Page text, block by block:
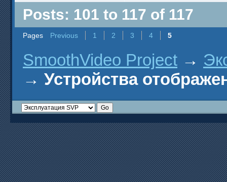
Posts: 101 to 117 of 117
Pages Previous 1 2 3 4 5
SmoothVideo Project →
→ Устройства